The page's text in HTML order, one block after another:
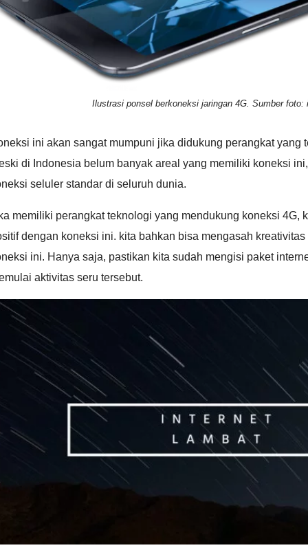
Ilustrasi ponsel berkoneksi jaringan 4G. Sumber foto:
ini akan sangat mumpuni jika didukung perangkat yang
di Indonesia belum banyak areal yang memiliki koneksi
seluler standar di seluruh dunia.
memiliki perangkat teknologi yang mendukung koneksi 4G,
dengan koneksi ini. kita bahkan bisa mengasah
ini. Hanya saja, pastikan kita sudah mengisi paket
aktivitas seru tersebut.